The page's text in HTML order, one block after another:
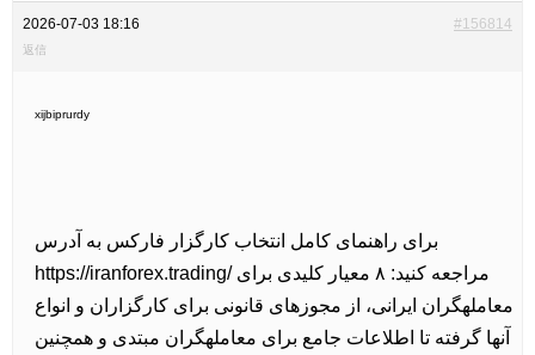
2026-07-03 18:16 #156814
返信
xijbiprurdy
برای راهنمای کامل انتخاب کارگزار فارکس به آدرس
https://iranforex.trading/ مراجعه کنید: ۸ معیار کلیدی برای
معاملهگران ایرانی، از مجوزهای قانونی برای کارگزاران و انواع
آنها گرفته تا اطلاعات جامع برای معاملهگران مبتدی و همچنین